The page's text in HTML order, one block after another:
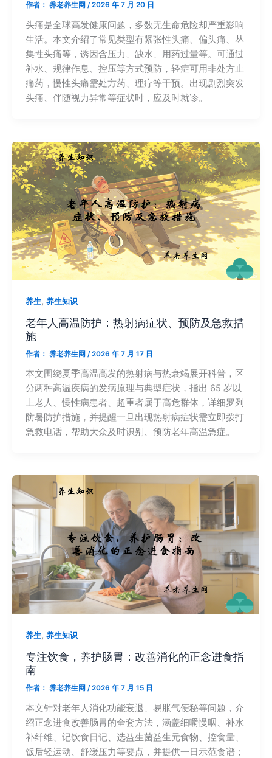
作者： 养老养生网 /2026 年 7 月 20 日
头痛是全球高发健康问题，多数无生命危险却严重影响
生活。本文介绍了常见类型有紧张性头痛、偏头痛、丛
集性头痛等，诱因含压力、缺水、用药过量等。可通过
补水、规律作息、控压等方式预防，轻症可用非处方止
痛药，慢性头痛需处方药、理疗等干预。出现剧烈突发
头痛、伴随视力异常等症状时，应及时就诊。
养生, 养生知识
老年人高温防护：热射病症状、预防及急救措
施
作者： 养老养生网 /2026 年 7 月 17 日
本文围绕夏季高温高发的热射病与热衰竭展开科普，区
分两种高温疾病的发病原理与典型症状，指出 65 岁以
上老人、慢性病患者、超重者属于高危群体，详细罗列
防暑防护措施，并提醒一旦出现热射病症状需立即拨打
急救电话，帮助大众及时识别、预防老年高温急症。
养生, 养生知识
专注饮食，养护肠胃：改善消化的正念进食指
南
作者： 养老养生网 /2026 年 7 月 15 日
本文针对老年人消化功能衰退、易胀气便秘等问题，介
绍正念进食改善肠胃的全套方法，涵盖细嚼慢咽、补水
补纤维、记饮食日记、选益生菌益生元食物、控食量、
饭后轻运动、舒缓压力等要点，并提供一日示范食谱；